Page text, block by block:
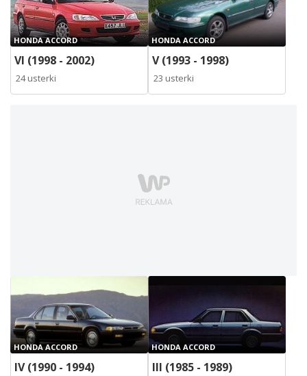
HONDA ACCORD
VI (1998 - 2002)
24 usterki
HONDA ACCORD
V (1993 - 1998)
23 usterki
HONDA ACCORD
IV (1990 - 1994)
HONDA ACCORD
III (1985 - 1989)